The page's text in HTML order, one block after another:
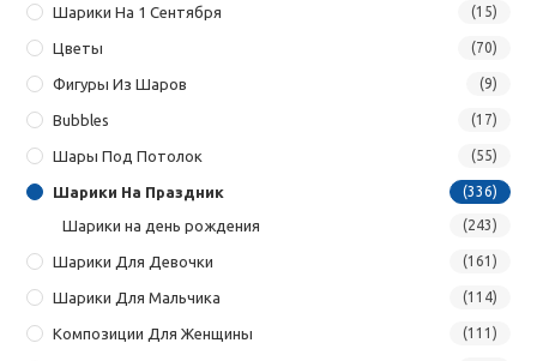
Шарики На 1 Сентября (15)
Цветы (70)
Фигуры Из Шаров (9)
Bubbles (17)
Шары Под Потолок (55)
Шарики На Праздник (336)
Шарики на день рождения (243)
Шарики Для Девочки (161)
Шарики Для Мальчика (114)
Композиции Для Женщины (111)